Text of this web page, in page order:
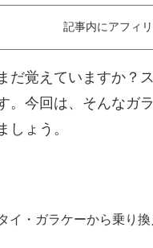
記事内にアフィ
だ覚えていますか？
。今回は、そんなガ
しょう。
イ・ガラケーから乗り